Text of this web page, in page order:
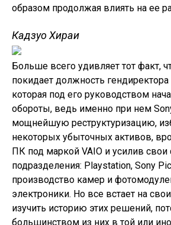
образом продолжая влиять на ее
Кадзуо Хираи
Больше всего удивляет тот факт,
покидает должность
которая под его руководством
обороты, ведь именно при нем
мощнейшую реструктуризацию,
некоторых убыточных активов,
ПК под маркой VAIO и усилив
подразделения: Playstation, Sony
производство камер и
электроники. Но все встает на
изучить историю этих решений,
большинством из них в той или